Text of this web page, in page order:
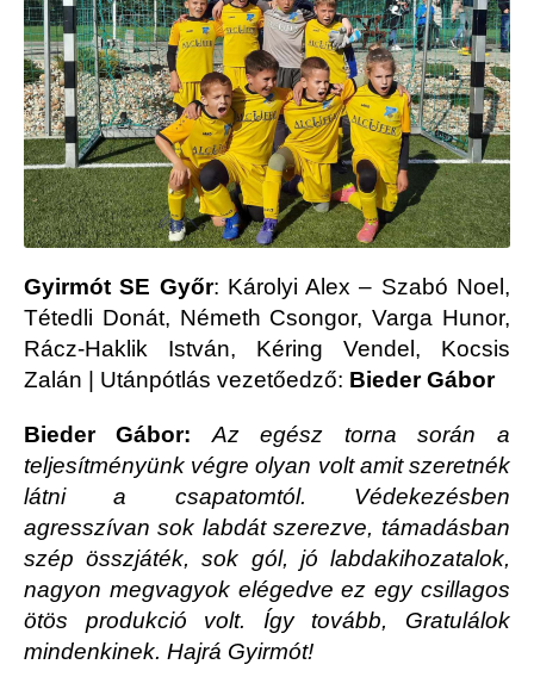
Gyirmót SE Győr: Károlyi Alex – Szabó Noel,
Tétedli Donát, Németh Csongor, Varga Hunor,
Rácz-Haklik István, Kéring Vendel, Kocsis
Zalán | Utánpótlás vezetőedző: Bieder Gábor
Bieder Gábor:
Az egész torna során a
teljesítményünk végre olyan volt amit szeretnék
látni a csapatomtól. Védekezésben
agresszívan sok labdát szerezve, támadásban
szép összjáték, sok gól, jó labdakihozatalok,
nagyon megvagyok elégedve ez egy csillagos
ötös produkció volt. Így tovább, Gratulálok
mindenkinek. Hajrá Gyirmót!